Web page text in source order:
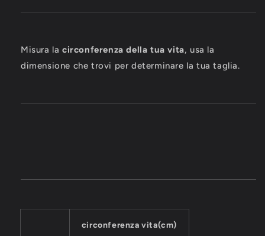
Misura la circonferenza della tua vita, usa la
dimensione che trovi per determinare la tua taglia.
circonferenza vita(cm)